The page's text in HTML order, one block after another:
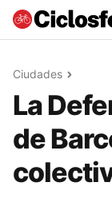
Ciudades
La
de